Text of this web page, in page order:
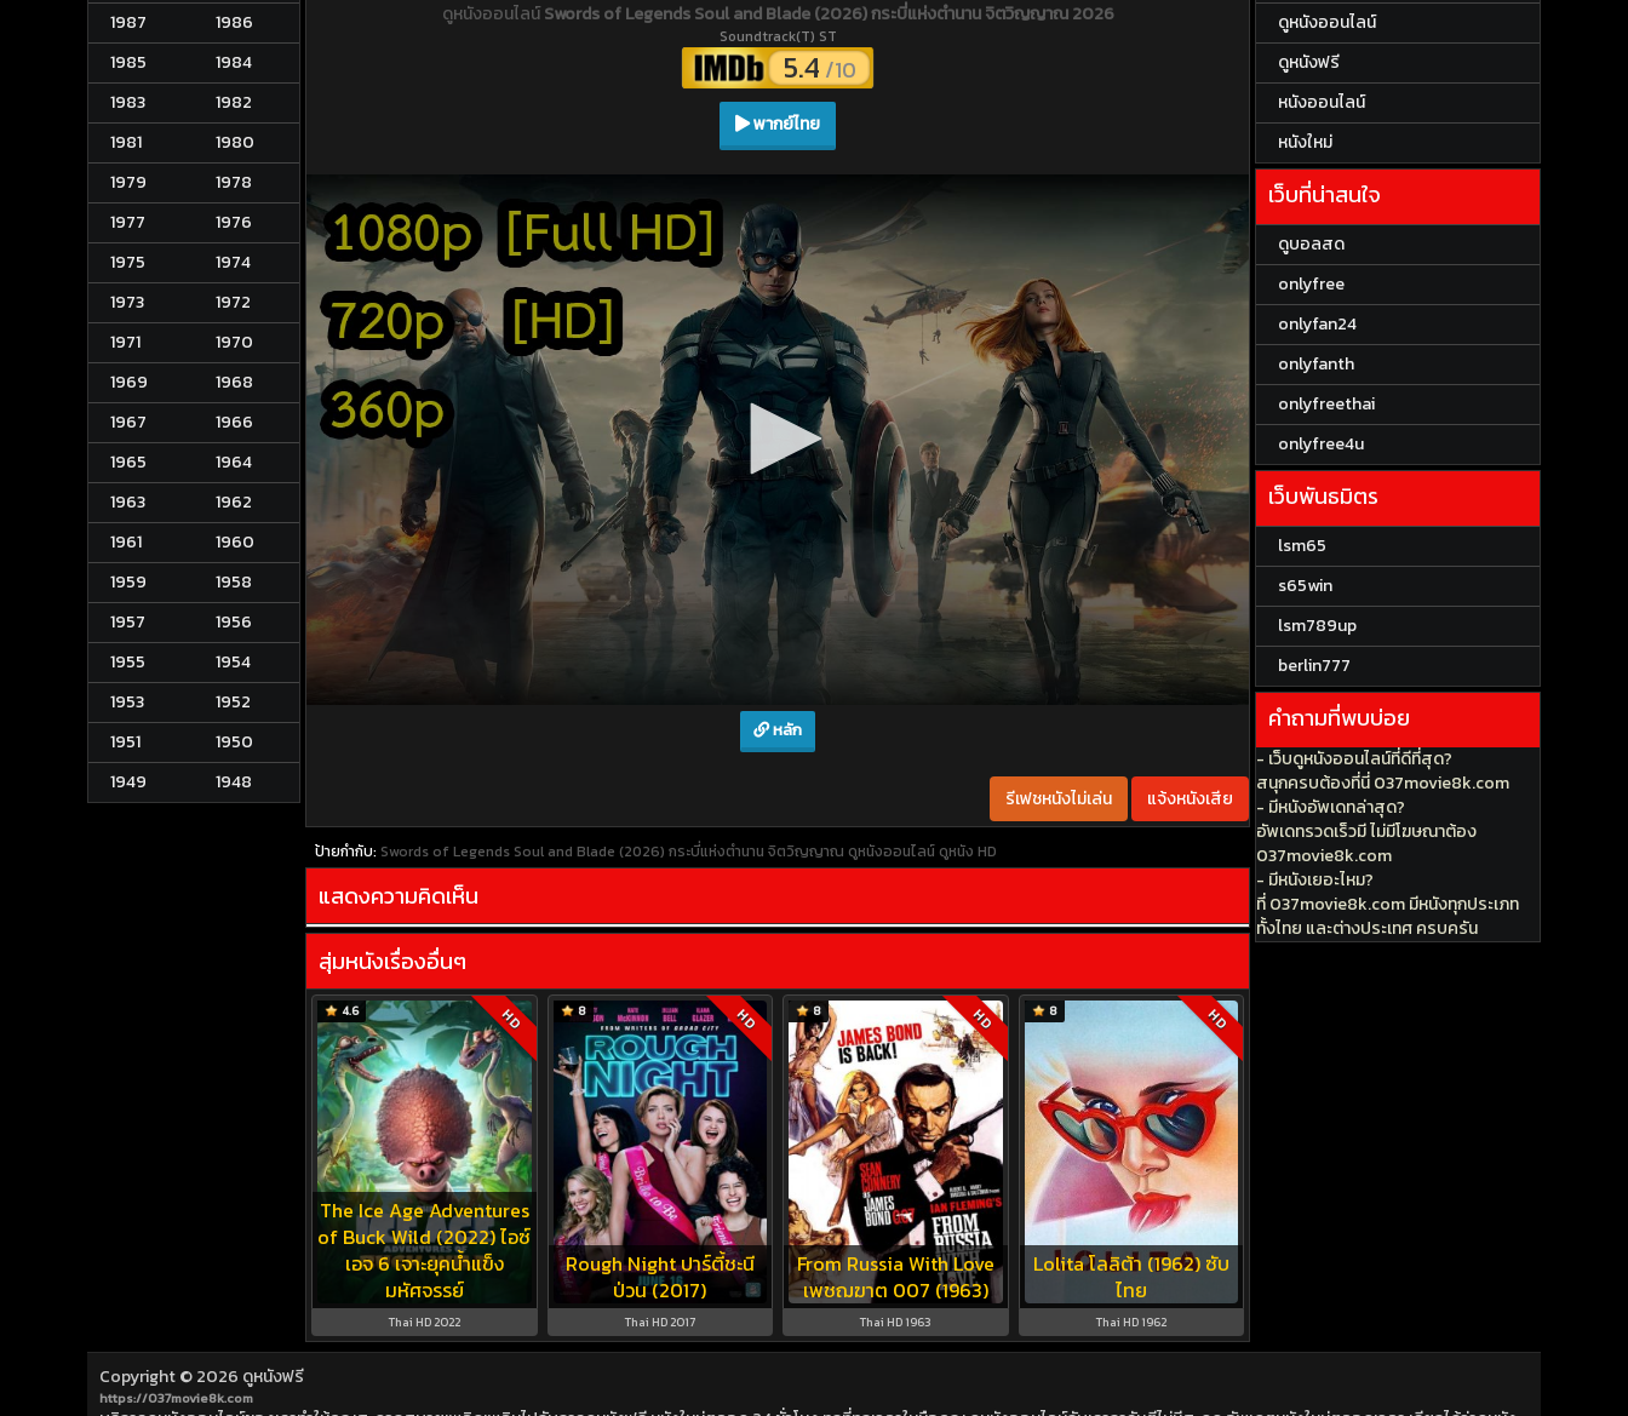
1987
1986
1985
1984
1983
1982
1981
1980
1979
1978
1977
1976
1975
1974
1973
1972
1971
1970
1969
1968
1967
1966
1965
1964
1963
1962
1961
1960
1959
1958
1957
1956
1955
1954
1953
1952
1951
1950
1949
1948
ดูหนังออนไลน์Swords of Legends Soul and Blade (2026) กระบี่แห่งตำนาน จิตวิญญาณ 2026
Soundtrack(T) ST
5.4 /10
พากย์ไทย
หลัก
รีเฟชหนังไม่เล่น แจ้งหนังเสีย
ป้ายกำกับ: Swords of Legends Soul and Blade (2026) กระบี่แห่งตำนาน จิตวิญญาณ ดูหนังออนไลน์ ดูหนัง HD
แสดงความคิดเห็น
สุ่มหนังเรื่องอื่นๆ
The Ice Age Adventures
of Buck Wild (2022) ไอซ์
เอจ 6 เจาะยุคน้ำแข็ง
มหัศจรรย์
4.6 HD
Thai HD 2022
Rough Night ปาร์ตี้ชะนี
ป่วน (2017)
8 HD
Thai HD 2017
From Russia With Love
เพชฌฆาต 007 (1963)
8 HD
Thai HD 1963
Lolita โลลิต้า (1962) ซับ
ไทย
8 HD
Thai HD 1962
ดูหนังออนไลน์
ดูหนังฟรี
หนังออนไลน์
หนังใหม่
เว็บที่น่าสนใจ
ดูบอลสด
onlyfree
onlyfan24
onlyfanth
onlyfreethai
onlyfree4u
เว็บพันธมิตร
lsm65
s65win
lsm789up
berlin777
คำถามที่พบบ่อย
- เว็บดูหนังออนไลน์ที่ดีที่สุด?
สนุกครบต้องที่นี่ 037movie8k.com
- มีหนังอัพเดทล่าสุด?
อัพเดทรวดเร็วมี ไม่มีโฆษณาต้อง
037movie8k.com
- มีหนังเยอะไหม?
ที่ 037movie8k.com มีหนังทุกประเภท
ทั้งไทย และต่างประเทศ ครบครัน
Copyright © 2026 ดูหนังฟรี
https://037movie8k.com